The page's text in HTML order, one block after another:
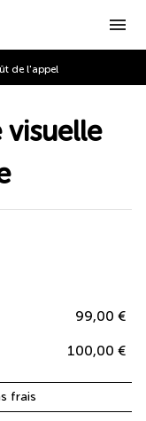
de l'appel
menu
visuelle
99,00 €
100,00 €
frais